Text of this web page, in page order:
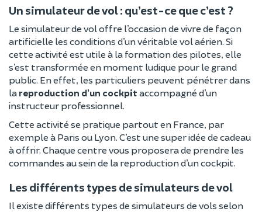
Un simulateur de vol : qu’est-ce que c’est ?
Le simulateur de vol offre l’occasion de vivre de façon
artificielle les conditions d’un véritable vol aérien. Si
cette activité est utile à la formation des pilotes, elle
s’est transformée en moment ludique pour le grand
public. En effet, les particuliers peuvent pénétrer dans
lareproduction d’un cockpit accompagné d’un
instructeur professionnel.
Cette activité se pratique partout en France, par
exemple à Paris ou Lyon. C’est une super idée de cadeau
à offrir. Chaque centre vous proposera de prendre les
commandes au sein de la reproduction d’un cockpit.
Les différents types de simulateurs de vol
Il existe différents types de simulateurs de vols selon